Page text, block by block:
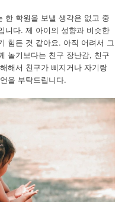
한 학원을 보낼 생각은 없고 중
니다. 제 아이의 성향과 비슷한
힘든 것 같아요. 아직 어려서 그
놀기보다는 친구 장난감, 친구
해서 친구가 삐지거나 자기랑
을 부탁드립니다.